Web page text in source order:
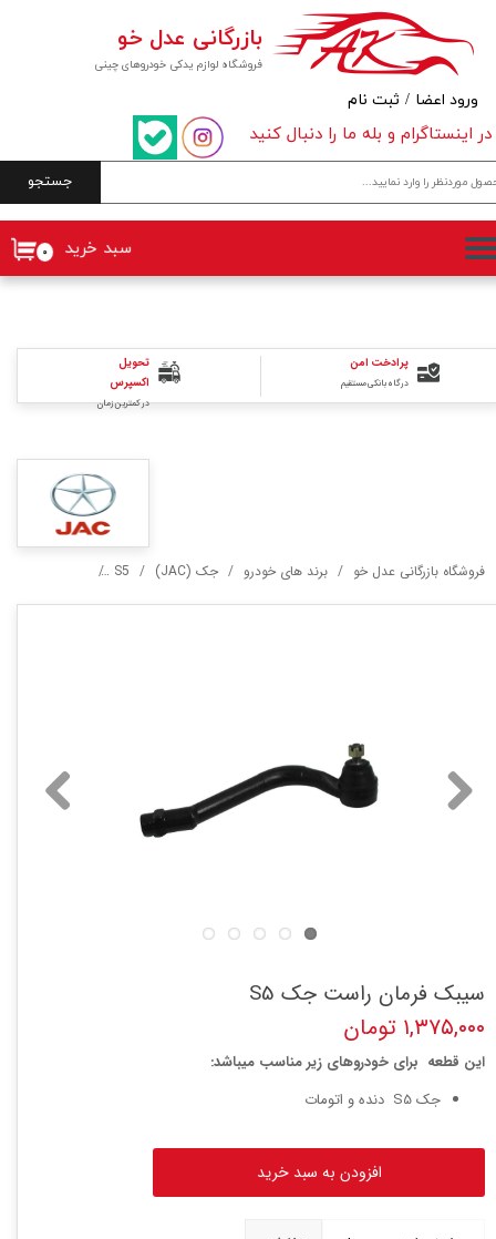
فروشگاه لوازم یدکی خودروهای چینی
بازرگانی عدل خو
جستجو
۰ سبد خرید
در اینستاگرام و بله ما را دنبال کنید
ورود اعضا / ثبت نام
حساب کاربری من
تغییر گذر واژه
سفارشات
خروج از حساب کاربری
فروشگاه بازرگانی عدل خو برند های خودرو جک (JAC) S5
سیبک فرمان راست جک S5
۱,۳۷۵,۰۰۰ تومان
این قطعه برای خودروهای زیر مناسب میباشد:
جک S5 دنده و اتومات
افزودن به سبد خرید
تحویل
اکسپرس
در کمترین زمان
پرادخت امن
درگاه بانکی مستقیم